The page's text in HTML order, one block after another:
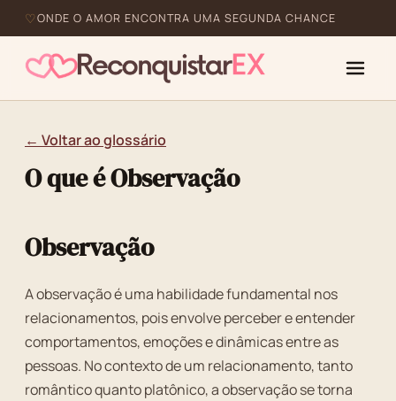
ONDE O AMOR ENCONTRA UMA SEGUNDA CHANCE
← Voltar ao glossário
O que é Observação
Observação
A observação é uma habilidade fundamental nos
relacionamentos, pois envolve perceber e entender
comportamentos, emoções e dinâmicas entre as
pessoas. No contexto de um relacionamento, tanto
romântico quanto platônico, a observação se torna